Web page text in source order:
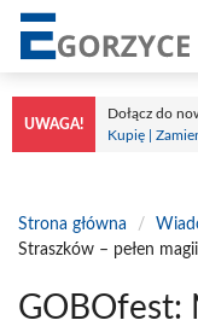
Przejdź
treści
UWAGA!
Dołącz do
Kupię |
Strona główna /
Straszków – pełen
GOBOfest: